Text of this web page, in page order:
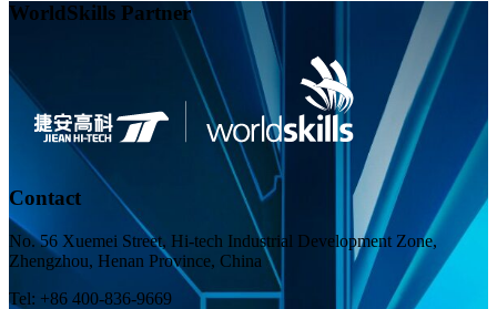
WorldSkills Partner
Contact
No. 56 Xuemei Street, Hi-tech Industrial Development Zone,
Zhengzhou, Henan Province, China
Tel: +86 400-836-9669